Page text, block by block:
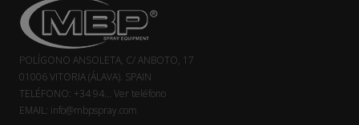
POLÍGONO ANSOLETA, C/ ANBOTO, 17
01006 VITORIA (ÁLAVA). SPAIN
TELÉFONO: +34 94... Ver teléfono
EMAIL: info@mbpspray.com